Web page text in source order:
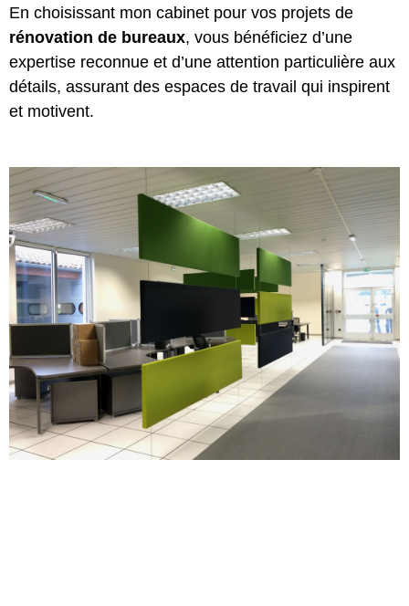
En choisissant mon cabinet pour vos projets de
rénovation de bureaux, vous bénéficiez d’une
expertise reconnue et d’une attention particulière aux
détails, assurant des espaces de travail qui inspirent
et motivent.